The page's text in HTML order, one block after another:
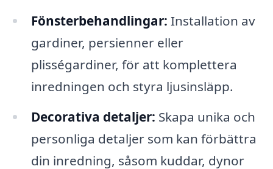
Fönsterbehandlingar: Installation av
gardiner, persienner eller
plisségardiner, för att komplettera
inredningen och styra ljusinsläpp.
Decorativa detaljer: Skapa unika och
personliga detaljer som kan förbättra
din inredning, såsom kuddar, dynor